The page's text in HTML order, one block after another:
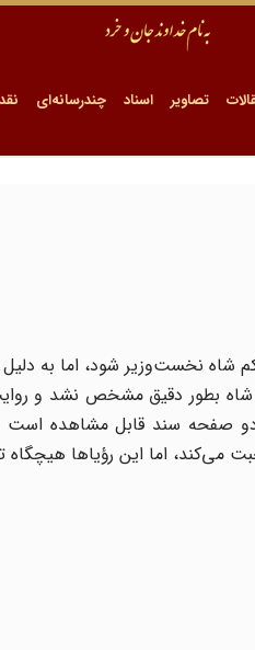
تصاویر اسناد چندرسانه‌ای
نخست‌وزیر شود، اما به
شاه بطور دقیق مشخص نشد و
صفحه سند قابل مشاهده است
می‌کند، اما این رؤیاها هیچگاه